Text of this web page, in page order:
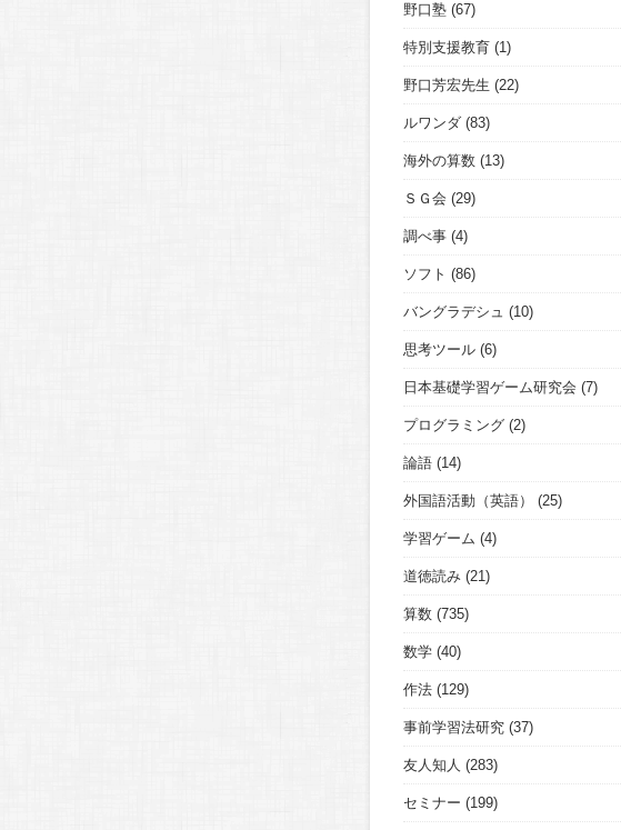
野口塾 (67)
特別支援教育 (1)
野口芳宏先生 (22)
ルワンダ (83)
海外の算数 (13)
ＳＧ会 (29)
調べ事 (4)
ソフト (86)
バングラデシュ (10)
思考ツール (6)
日本基礎学習ゲーム研究会 (7)
プログラミング (2)
論語 (14)
外国語活動（英語） (25)
学習ゲーム (4)
道徳読み (21)
算数 (735)
数学 (40)
作法 (129)
事前学習法研究 (37)
友人知人 (283)
セミナー (199)